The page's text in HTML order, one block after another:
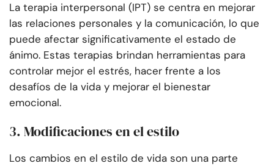
La terapia interpersonal (IPT) se centra en mejorar
las relaciones personales y la comunicación, lo que
puede afectar significativamente el estado de
ánimo. Estas terapias brindan herramientas para
controlar mejor el estrés, hacer frente a los
desafíos de la vida y mejorar el bienestar
emocional.
3. Modificaciones en el estilo
Los cambios en el estilo de vida son una parte